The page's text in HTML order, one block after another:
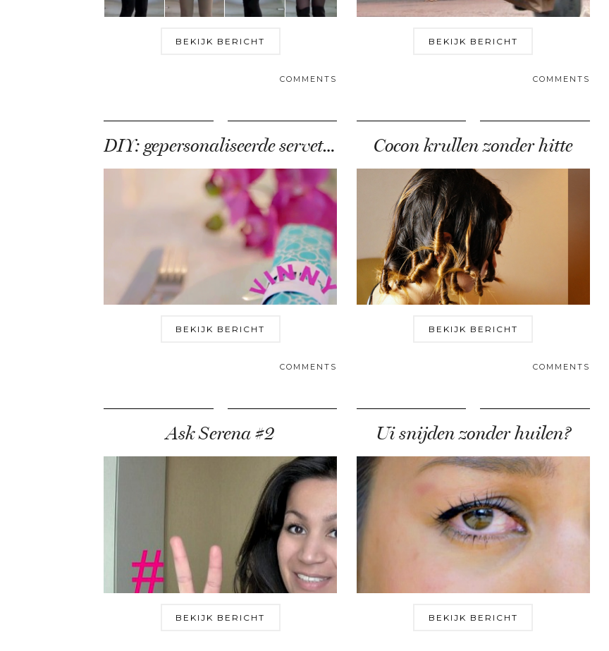
BEKIJK BERICHT
COMMENTS
BEKIJK BERICHT
COMMENTS
DIY: gepersonaliseerde servetringen
BEKIJK BERICHT
COMMENTS
Cocon krullen zonder hitte
BEKIJK BERICHT
COMMENTS
Ask Serena #2
BEKIJK BERICHT
Ui snijden zonder huilen?
BEKIJK BERICHT